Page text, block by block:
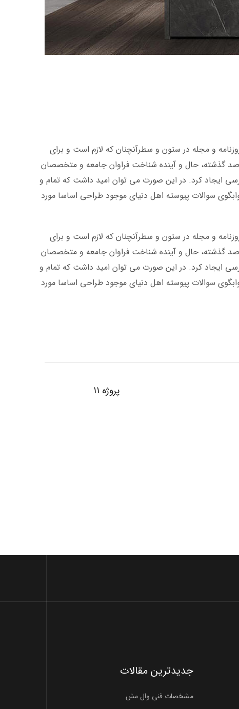
و مجله در ستون و سطرآنچنان که لازم است و برای
گذشته، حال و آینده شناخت فراوان جامعه و متخصصان
ایجاد کرد. در این صورت می توان امید داشت که تمام و
سوالات پیوسته اهل دنیای موجود طراحی اساسا مورد
و مجله در ستون و سطرآنچنان که لازم است و برای
گذشته، حال و آینده شناخت فراوان جامعه و متخصصان
ایجاد کرد. در این صورت می توان امید داشت که تمام و
سوالات پیوسته اهل دنیای موجود طراحی اساسا مورد
پروژه 11
جدیدترین مقالات
مشخصات فنی وال مش